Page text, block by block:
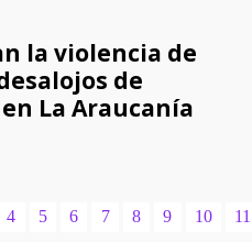
la violencia de
de
La Araucanía
4 5 6 7 8 9 10 11